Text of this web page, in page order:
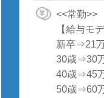
<<常勤>>
【給与モ
新卒⇒21
30歳⇒30
40歳⇒45
50歳⇒60